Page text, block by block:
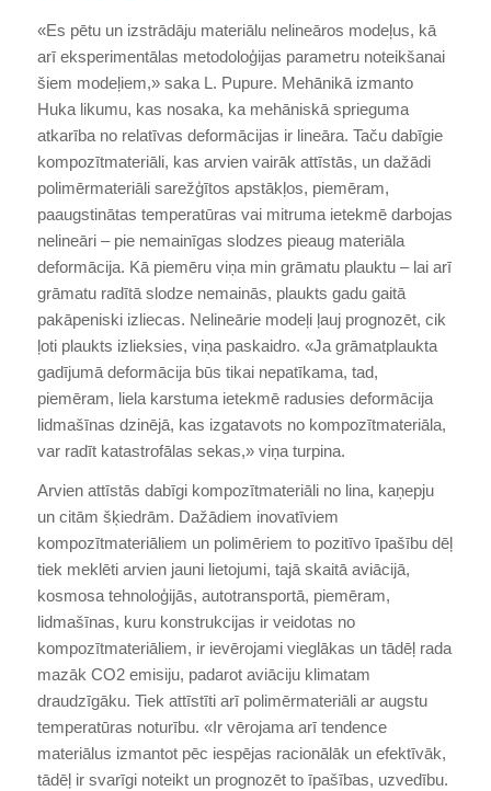
«Es pētu un izstrādāju materiālu nelineāros modeļus, kā
arī eksperimentālas metodoloģijas parametru noteikšanai
šiem modeļiem,» saka L. Pupure. Mehānikā izmanto
Huka likumu, kas nosaka, ka mehāniskā sprieguma
atkarība no relatīvas deformācijas ir lineāra. Taču dabīgie
kompozītmateriāli, kas arvien vairāk attīstās, un dažādi
polimērmateriāli sarežģītos apstākļos, piemēram,
paaugstinātas temperatūras vai mitruma ietekmē darbojas
nelineāri – pie nemainīgas slodzes pieaug materiāla
deformācija. Kā piemēru viņa min grāmatu plauktu – lai arī
grāmatu radītā slodze nemainās, plaukts gadu gaitā
pakāpeniski izliecas. Nelineārie modeļi ļauj prognozēt, cik
ļoti plaukts izlieksies, viņa paskaidro. «Ja grāmatplaukta
gadījumā deformācija būs tikai nepatīkama, tad,
piemēram, liela karstuma ietekmē radusies deformācija
lidmašīnas dzinējā, kas izgatavots no kompozītmateriāla,
var radīt katastrofālas sekas,» viņa turpina.
Arvien attīstās dabīgi kompozītmateriāli no lina, kaņepju
un citām šķiedrām. Dažādiem inovatīviem
kompozītmateriāliem un polimēriem to pozitīvo īpašību dēļ
tiek meklēti arvien jauni lietojumi, tajā skaitā aviācijā,
kosmosa tehnoloģijās, autotransportā, piemēram,
lidmašīnas, kuru konstrukcijas ir veidotas no
kompozītmateriāliem, ir ievērojami vieglākas un tādēļ rada
mazāk CO2 emisiju, padarot aviāciju klimatam
draudzīgāku. Tiek attīstīti arī polimērmateriāli ar augstu
temperatūras noturību. «Ir vērojama arī tendence
materiālus izmantot pēc iespējas racionālāk un efektīvāk,
tādēļ ir svarīgi noteikt un prognozēt to īpašības, uzvedību.